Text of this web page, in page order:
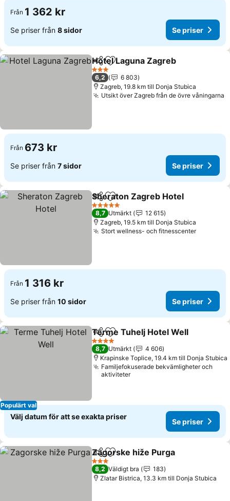
Från 1 362 kr
Se priser från 8 sidor Se priser
Dela Lägg till i Mina Favoriter
Hotel Laguna Zagreb
3 Stjärnor
6,2
6 803
Zagreb, 19.8 km till Donja Stubica
Utsikt över Zagreb från de övre våningarna
Från 673 kr
Se priser från 7 sidor Se priser
Dela Lägg till i Mina Favoriter
Sheraton Zagreb Hotel
5 Stjärnor
8,7 Utmärkt
12 615
Zagreb, 19.5 km till Donja Stubica
Stort wellness- och fitnesscenterSe priser
Från 1 316 kr
Se priser från 10 sidor Se priser
Populärt val
Dela Lägg till i Mina Favoriter
Terme Tuhelj Hotel Well
4 Stjärnor
8,7 Utmärkt
4 606
Krapinske Toplice, 19.4 km till Donja Stubica
Familjefokuserade bekvämligheter och
aktiviteter
Välj datum för att se exakta priser
Se priser
Dela Lägg till i Mina Favoriter
Zagorske hiže Purga
3 Stjärnor
8,2 Väldigt bra
183
Zlatar Bistrica, 13.3 km till Donja Stubica